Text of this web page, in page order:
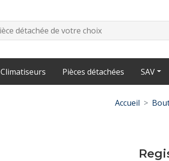
Climatiseurs Pièces détachées SAV
Accueil